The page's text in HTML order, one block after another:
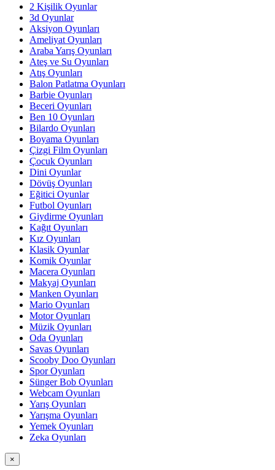
2 Kişilik Oyunlar
3d Oyunlar
Aksiyon Oyunları
Ameliyat Oyunları
Araba Yarış Oyunları
Ateş ve Su Oyunları
Atış Oyunları
Balon Patlatma Oyunları
Barbie Oyunları
Beceri Oyunları
Ben 10 Oyunları
Bilardo Oyunları
Boyama Oyunları
Çizgi Film Oyunları
Çocuk Oyunları
Dini Oyunlar
Dövüş Oyunları
Eğitici Oyunlar
Futbol Oyunları
Giydirme Oyunları
Kağıt Oyunları
Kız Oyunları
Klasik Oyunlar
Komik Oyunlar
Macera Oyunları
Makyaj Oyunları
Manken Oyunları
Mario Oyunları
Motor Oyunları
Müzik Oyunları
Oda Oyunları
Savas Oyunları
Scooby Doo Oyunları
Spor Oyunları
Sünger Bob Oyunları
Webcam Oyunları
Yarış Oyunları
Yarışma Oyunları
Yemek Oyunları
Zeka Oyunları
×